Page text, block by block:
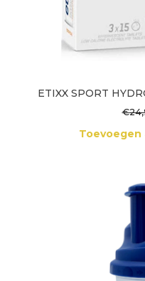
ETIXX SPORT
€
Toevoegen